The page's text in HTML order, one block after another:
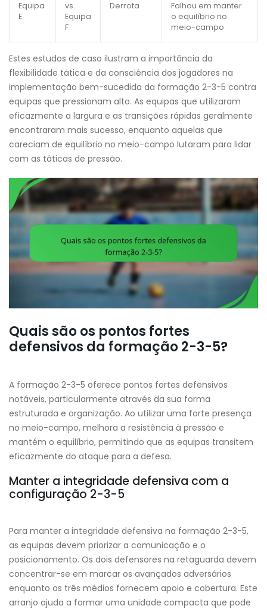
Equipa
E
vs.
Equipa
F
Derrota
Falhou em manter
o equilíbrio no
meio-campo
Estes estudos de caso ilustram a importância da
flexibilidade tática e da consciência dos jogadores na
implementação bem-sucedida da formação 2-3-5 contra
equipas que pressionam alto. As equipas que utilizaram
eficazmente a largura e as transições rápidas geralmente
encontraram mais sucesso, enquanto aquelas que
careciam de equilíbrio no meio-campo lutaram para lidar
com as táticas de pressão.
Quais são os pontos fortes
defensivos da formação 2-3-5?
A formação 2-3-5 oferece pontos fortes defensivos
notáveis, particularmente através da sua forma
estruturada e organização. Ao utilizar uma forte presença
no meio-campo, melhora a resistência à pressão e
mantém o equilíbrio, permitindo que as equipas transitem
eficazmente do ataque para a defesa.
Manter a integridade defensiva com a
configuração 2-3-5
Para manter a integridade defensiva na formação 2-3-5,
as equipas devem priorizar a comunicação e o
posicionamento. Os dois defensores na retaguarda devem
concentrar-se em marcar os avançados adversários
enquanto os três médios fornecem apoio e cobertura. Este
arranjo ajuda a formar uma unidade compacta que pode